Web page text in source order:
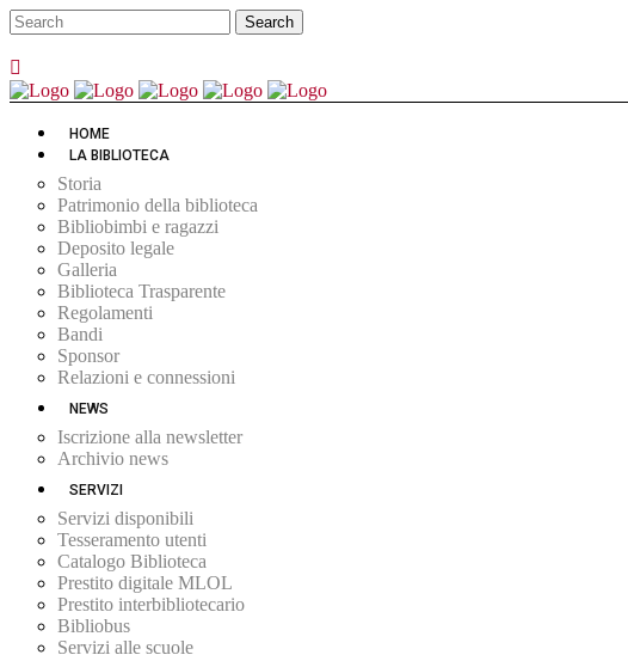
HOME
LA BIBLIOTECA
Storia
Patrimonio della biblioteca
Bibliobimbi e ragazzi
Deposito legale
Galleria
Biblioteca Trasparente
Regolamenti
Bandi
Sponsor
Relazioni e connessioni
NEWS
Iscrizione alla newsletter
Archivio news
SERVIZI
Servizi disponibili
Tesseramento utenti
Catalogo Biblioteca
Prestito digitale MLOL
Prestito interbibliotecario
Bibliobus
Servizi alle scuole